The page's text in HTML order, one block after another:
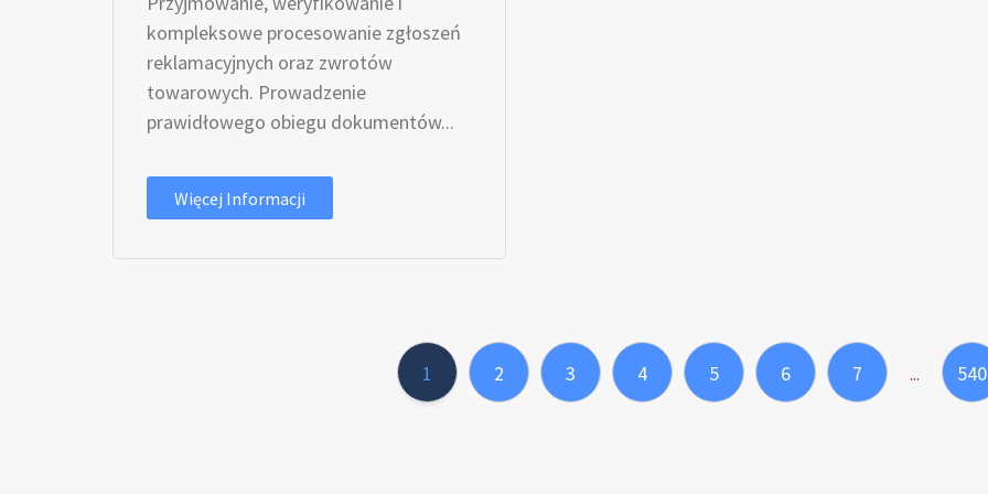
kompleksowe procesowanie zgłoszeń
reklamacyjnych oraz zwrotów
towarowych. Prowadzenie
prawidłowego obiegu dokumentów...
Więcej Informacji
1 2 3 4 5 6 7 ... 540